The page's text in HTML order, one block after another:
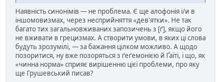
Наявність синонімів — не проблема. Є ще алофонія і/и в
іншомовизмах, через несприйняття «дев'ятки». Не так
багато тих загальновживаних запозичень з [ґ], якщо його
не вживати в грецизмах. А створити умови, в яких ці слова
будуть зрозумілі, — за бажання цілком можливо. А щодо
позоритися, ну вже позоряться з ґеґемонією й Ґаїті, і що, як
«чинна норма» сприяє вирішенню цієї проблеми, про яку
ще Грушевський писав?